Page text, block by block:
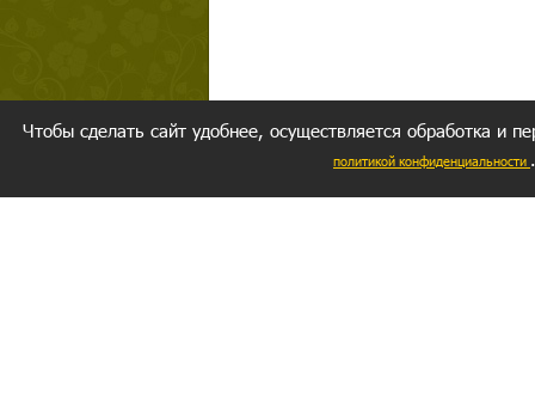
Чтобы сделать сайт удобнее, осуществляется обработка и
политикой конфиденциальности